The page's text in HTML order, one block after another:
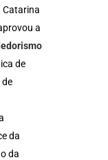
Catarina
a
de
de
da
da